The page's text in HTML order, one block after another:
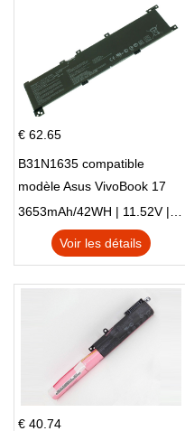
€ 62.65
B31N1635 compatible
modèle Asus VivoBook 17
X705NC X705UA X705UV
X705UN X705UD
3653mAh/42WH | 11.52V | Li-ion ...
Voir les détails
€ 40.74